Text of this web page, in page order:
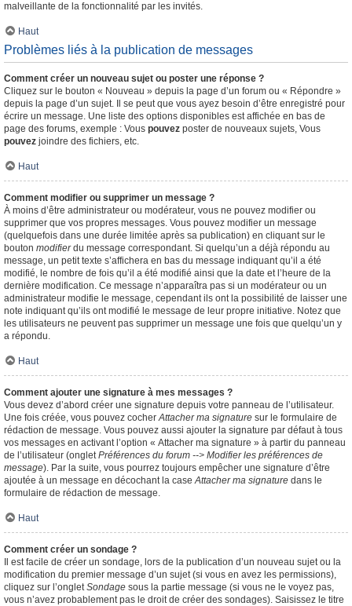
malveillante de la fonctionnalité par les invités.
Haut
Problèmes liés à la publication de messages
Comment créer un nouveau sujet ou poster une réponse ?
Cliquez sur le bouton « Nouveau » depuis la page d’un forum ou « Répondre »
depuis la page d’un sujet. Il se peut que vous ayez besoin d’être enregistré pour
écrire un message. Une liste des options disponibles est affichée en bas de
page des forums, exemple : Vous pouvez poster de nouveaux sujets, Vous
pouvez joindre des fichiers, etc.
Haut
Comment modifier ou supprimer un message ?
À moins d’être administrateur ou modérateur, vous ne pouvez modifier ou
supprimer que vos propres messages. Vous pouvez modifier un message
(quelquefois dans une durée limitée après sa publication) en cliquant sur le
bouton modifierdu message correspondant. Si quelqu’un a déjà répondu au
message, un petit texte s’affichera en bas du message indiquant qu’il a été
modifié, le nombre de fois qu’il a été modifié ainsi que la date et l’heure de la
dernière modification. Ce message n’apparaîtra pas si un modérateur ou un
administrateur modifie le message, cependant ils ont la possibilité de laisser une
note indiquant qu’ils ont modifié le message de leur propre initiative. Notez que
les utilisateurs ne peuvent pas supprimer un message une fois que quelqu’un y
a répondu.
Haut
Comment ajouter une signature à mes messages ?
Vous devez d’abord créer une signature depuis votre panneau de l’utilisateur.
Une fois créée, vous pouvez cocherAttacher ma signature sur le formulaire de
rédaction de message. Vous pouvez aussi ajouter la signature par défaut à tous
vos messages en activant l’option « Attacher ma signature » à partir du panneau
de l’utilisateur (ongletPréférences du forum --> Modifier les préférences de
message). Par la suite, vous pourrez toujours empêcher une signature d’être
ajoutée à un message en décochant la caseAttacher ma signature dans le
formulaire de rédaction de message.
Haut
Comment créer un sondage ?
Il est facile de créer un sondage, lors de la publication d’un nouveau sujet ou la
modification du premier message d’un sujet (si vous en avez les permissions),
cliquez sur l’ongletSondage sous la partie message (si vous ne le voyez pas,
vous n’avez probablement pas le droit de créer des sondages). Saisissez le titre